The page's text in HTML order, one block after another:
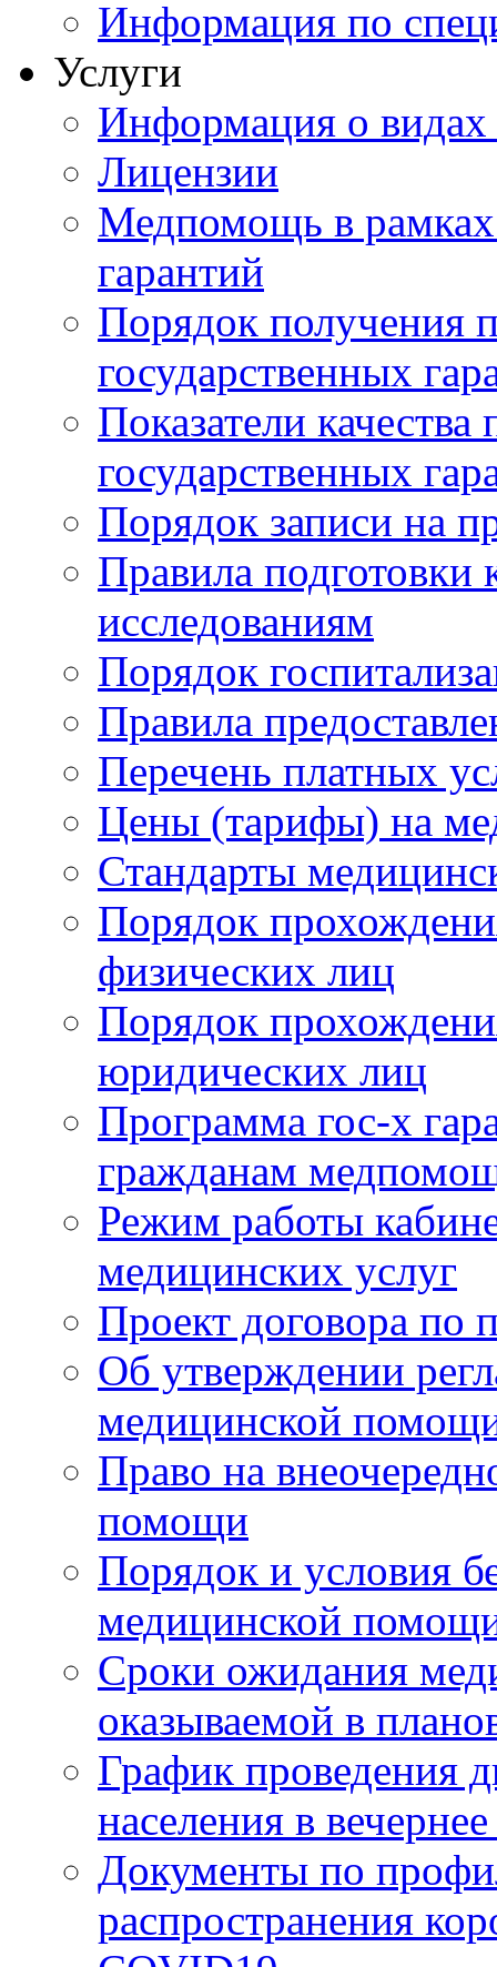
Информация по
Услуги
Информация о
Лицензии
Медпомощь в
гарантий
Порядок получения
государственных
Показатели
государственных
Порядок записи на
Правила подготовки
исследованиям
Порядок
Правила
Перечень платных
Цены (тарифы) на
Стандарты
Порядок
физических лиц
Порядок
юридических лиц
Программа гос-х
гражданам
Режим работы
медицинских услуг
Проект договора по
Об утверждении
медицинской
Право на
помощи
Порядок и условия
медицинской
Сроки ожидания
оказываемой в
График проведения
населения в
Документы по
распространения